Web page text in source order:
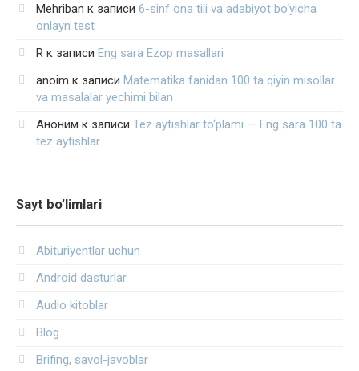
Mehriban к записи 6-sinf ona tili va adabiyot bo‘yicha
onlayn test
R к записи Eng sara Ezop masallari
anoim к записи Matematika fanidan 100 ta qiyin misollar
va masalalar yechimi bilan
Аноним к записи Tez aytishlar to‘plami — Eng sara 100 ta
tez aytishlar
Sayt bo’limlari
Abituriyentlar uchun
Android dasturlar
Audio kitoblar
Blog
Brifing, savol-javoblar